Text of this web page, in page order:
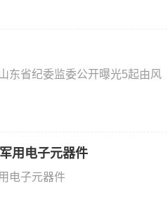
东省纪委监委公开曝光5起由风
用电子元器件
电子元器件